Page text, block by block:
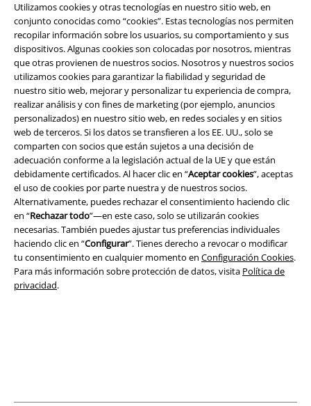
Utilizamos cookies y otras tecnologías en nuestro sitio web, en
conjunto conocidas como “cookies”. Estas tecnologías nos permiten
recopilar información sobre los usuarios, su comportamiento y sus
dispositivos. Algunas cookies son colocadas por nosotros, mientras
que otras provienen de nuestros socios. Nosotros y nuestros socios
utilizamos cookies para garantizar la fiabilidad y seguridad de
nuestro sitio web, mejorar y personalizar tu experiencia de compra,
realizar análisis y con fines de marketing (por ejemplo, anuncios
personalizados) en nuestro sitio web, en redes sociales y en sitios
web de terceros. Si los datos se transfieren a los EE. UU., solo se
comparten con socios que están sujetos a una decisión de
adecuación conforme a la legislación actual de la UE y que están
debidamente certificados. Al hacer clic en “Aceptar cookies”, aceptas
el uso de cookies por parte nuestra y de nuestros socios.
Alternativamente, puedes rechazar el consentimiento haciendo clic
en “Rechazar todo”—en este caso, solo se utilizarán cookies
necesarias. También puedes ajustar tus preferencias individuales
haciendo clic en “Configurar”. Tienes derecho a revocar o modificar
tu consentimiento en cualquier momento en Configuración Cookies.
Para más información sobre protección de datos, visita Política de
privacidad.
Legal
Términos y Condiciones
Aviso Legal
Ley protección de datos
Eliminación de residuos y protección del medioambiente
Declaración de Conformidad